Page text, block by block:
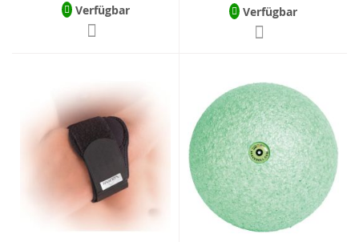
Verfügbar Verfügbar